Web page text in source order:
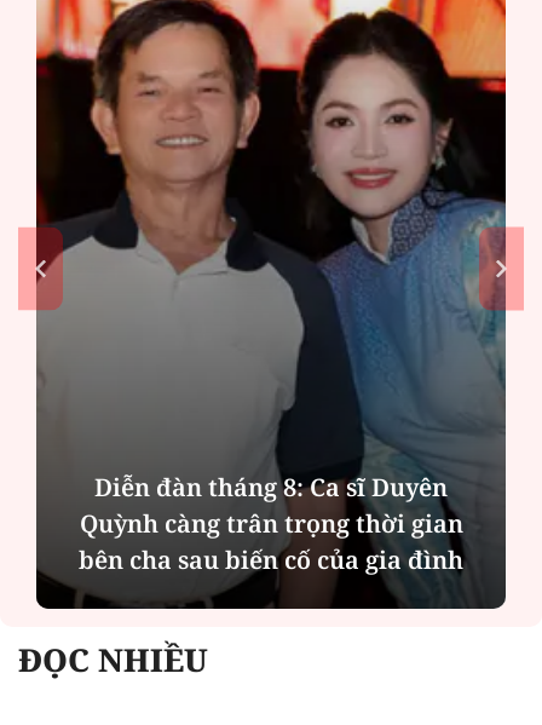
Phân tích tính 2 mặt của thương vụ
MBBank "rót" hơn 8.800 tỷ đồng cho
Phát Đạt
ĐỌC NHIỀU